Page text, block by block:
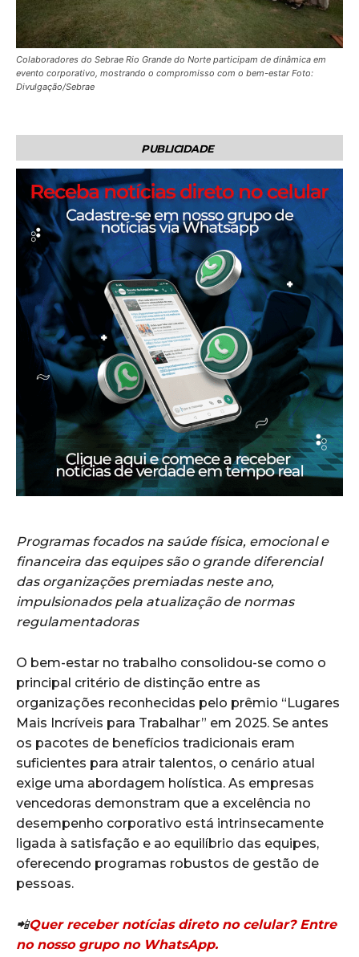
Colaboradores do Sebrae Rio Grande do Norte participam de dinâmica em
evento corporativo, mostrando o compromisso com o bem-estar Foto:
Divulgação/Sebrae
PUBLICIDADE
Programas focados na saúde física, emocional e
financeira das equipes são o grande diferencial
das organizações premiadas neste ano,
impulsionados pela atualização de normas
regulamentadoras
O bem-estar no trabalho consolidou-se como o
principal critério de distinção entre as
organizações reconhecidas pelo prêmio “Lugares
Mais Incríveis para Trabalhar” em 2025. Se antes
os pacotes de benefícios tradicionais eram
suficientes para atrair talentos, o cenário atual
exige uma abordagem holística. As empresas
vencedoras demonstram que a excelência no
desempenho corporativo está intrinsecamente
ligada à satisfação e ao equilíbrio das equipes,
oferecendo programas robustos de gestão de
pessoas.
📲Quer receber notícias direto no celular? Entre
no nosso grupo no WhatsApp.